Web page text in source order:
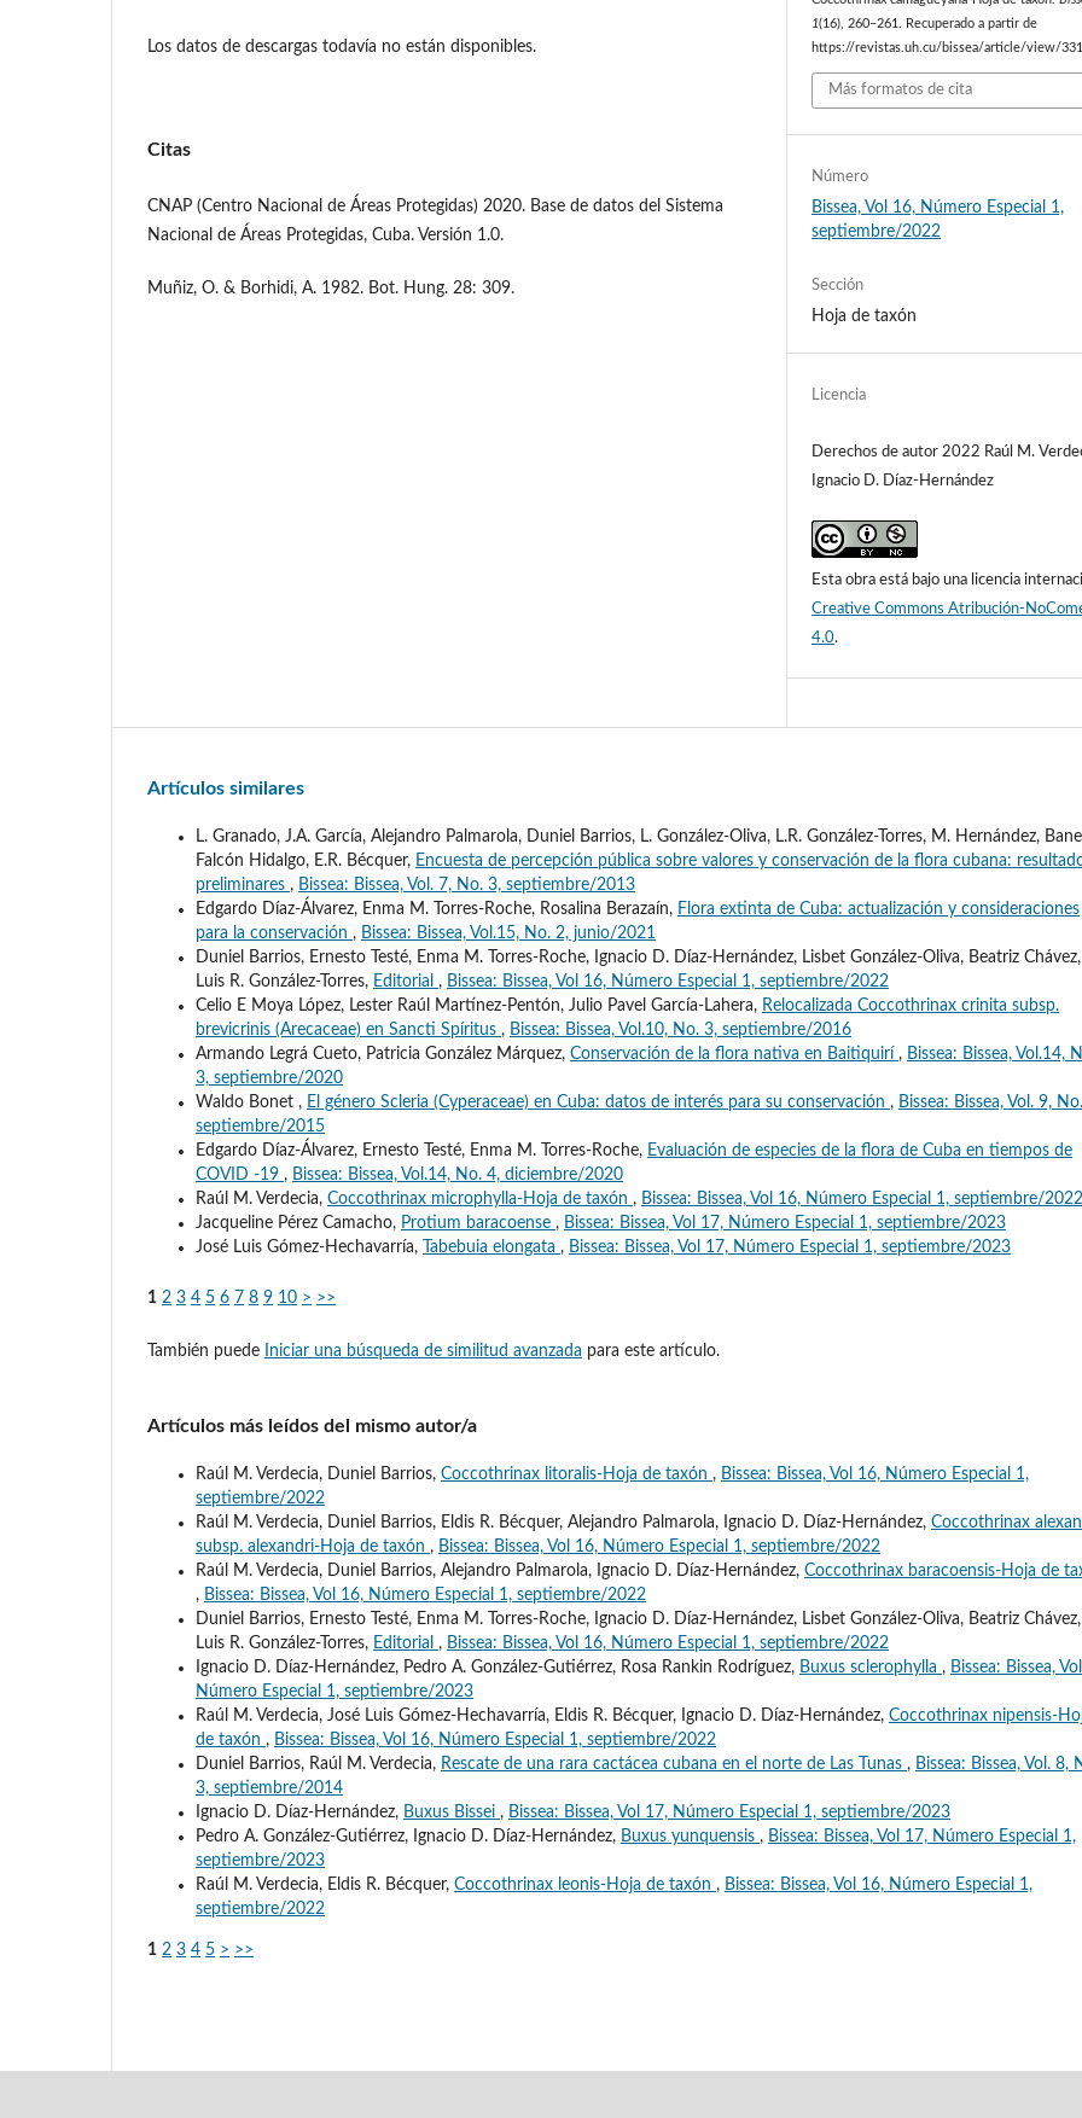
Los datos de descargas todavía no están disponibles.
Citas
CNAP (Centro Nacional de Áreas Protegidas) 2020. Base de datos del Sistema
Nacional de Áreas Protegidas, Cuba. Versión 1.0.
Muñiz, O. & Borhidi, A. 1982. Bot. Hung. 28: 309.
1(16), 260–261. Recuperado a partir de
https://revistas.uh.cu/bissea/article/view/
Más formatos de cita
Número
Bissea, Vol 16, Número Especial 1,
septiembre/2022
Sección
Hoja de taxón
Licencia
Derechos de autor 2022 Raúl M.
Ignacio D. Díaz-Hernández
Esta obra está bajo una licencia
Creative Commons Atribución-
4.0.
Artículos similares
L. Granado, J.A. García, Alejandro Palmarola, Duniel Barrios, L. González-Oliva, L.R. González-Torres, M. Hernández,
Falcón Hidalgo, E.R. Bécquer, Encuesta de percepción pública sobre valores y conservación de la flora cubana:
preliminares , Bissea: Bissea, Vol. 7, No. 3, septiembre/2013
Edgardo Díaz-Álvarez, Enma M. Torres-Roche, Rosalina Berazaín, Flora extinta de Cuba: actualización y consideraciones
para la conservación , Bissea: Bissea, Vol.15, No. 2, junio/2021
Duniel Barrios, Ernesto Testé, Enma M. Torres-Roche, Ignacio D. Díaz-Hernández, Lisbet González-Oliva, Beatriz Chávez,
Luis R. González-Torres, Editorial , Bissea: Bissea, Vol 16, Número Especial 1, septiembre/2022
Celio E Moya López, Lester Raúl Martínez-Pentón, Julio Pavel García-Lahera, Relocalizada Coccothrinax crinita subsp.
brevicrinis (Arecaceae) en Sancti Spíritus , Bissea: Bissea, Vol.10, No. 3, septiembre/2016
Armando Legrá Cueto, Patricia González Márquez, Conservación de la flora nativa en Baitiquirí , Bissea: Bissea, Vol.14,
3, septiembre/2020
Waldo Bonet , El género Scleria (Cyperaceae) en Cuba: datos de interés para su conservación , Bissea: Bissea, Vol. 9,
septiembre/2015
Edgardo Díaz-Álvarez, Ernesto Testé, Enma M. Torres-Roche, Evaluación de especies de la flora de Cuba en tiempos de
COVID -19 , Bissea: Bissea, Vol.14, No. 4, diciembre/2020
Raúl M. Verdecia, Coccothrinax microphylla-Hoja de taxón , Bissea: Bissea, Vol 16, Número Especial 1, septiembre/2022
Jacqueline Pérez Camacho, Protium baracoense , Bissea: Bissea, Vol 17, Número Especial 1, septiembre/2023
José Luis Gómez-Hechavarría,
Tabebuia elongata , Bissea: Bissea, Vol 17, Número Especial 1, septiembre/2023
1 2 3 4 5 6 7 8 9 10 > >>
También puede Iniciar una búsqueda de similitud avanzada para este artículo.
Artículos más leídos del mismo autor/a
Raúl M. Verdecia, Duniel Barrios, Coccothrinax litoralis-Hoja de taxón , Bissea: Bissea, Vol 16, Número Especial 1,
septiembre/2022
Raúl M. Verdecia, Duniel Barrios, Eldis R. Bécquer, Alejandro Palmarola, Ignacio D. Díaz-Hernández, Coccothrinax
subsp. alexandri-Hoja de taxón , Bissea: Bissea, Vol 16, Número Especial 1, septiembre/2022
Raúl M. Verdecia, Duniel Barrios, Alejandro Palmarola, Ignacio D. Díaz-Hernández, Coccothrinax baracoensis-Hoja de
, Bissea: Bissea, Vol 16, Número Especial 1, septiembre/2022
Duniel Barrios, Ernesto Testé, Enma M. Torres-Roche, Ignacio D. Díaz-Hernández, Lisbet González-Oliva, Beatriz Chávez,
Luis R. González-Torres, Editorial , Bissea: Bissea, Vol 16, Número Especial 1, septiembre/2022
Ignacio D. Díaz-Hernández, Pedro A. González-Gutiérrez, Rosa Rankin Rodríguez, Buxus sclerophylla , Bissea: Bissea,
Número Especial 1, septiembre/2023
Raúl M. Verdecia, José Luis Gómez-Hechavarría, Eldis R. Bécquer, Ignacio D. Díaz-Hernández, Coccothrinax nipensis-
de taxón , Bissea: Bissea, Vol 16, Número Especial 1, septiembre/2022
Duniel Barrios, Raúl M. Verdecia, Rescate de una rara cactácea cubana en el norte de Las Tunas , Bissea: Bissea, Vol. 8,
3, septiembre/2014
Ignacio D. Díaz-Hernández, Buxus Bissei , Bissea: Bissea, Vol 17, Número Especial 1, septiembre/2023
Pedro A. González-Gutiérrez, Ignacio D. Díaz-Hernández, Buxus yunquensis , Bissea: Bissea, Vol 17, Número Especial 1,
septiembre/2023
Raúl M. Verdecia, Eldis R. Bécquer, Coccothrinax leonis-Hoja de taxón , Bissea: Bissea, Vol 16, Número Especial 1,
septiembre/2022
1 2 3 4 5 > >>